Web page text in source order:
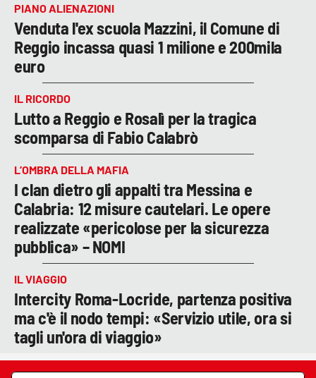
PIANO ALIENAZIONI
Venduta l'ex scuola Mazzini, il Comune di
Reggio incassa quasi 1 milione e 200mila
euro
IL RICORDO
Lutto a Reggio e Rosalì per la tragica
scomparsa di Fabio Calabrò
L’OMBRA DELLA MAFIA
I clan dietro gli appalti tra Messina e
Calabria: 12 misure cautelari. Le opere
realizzate «pericolose per la sicurezza
pubblica» – NOMI
IL VIAGGIO
Intercity Roma-Locride, partenza positiva
ma c'è il nodo tempi: «Servizio utile, ora si
tagli un'ora di viaggio»